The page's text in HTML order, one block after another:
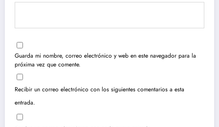
Guarda mi nombre, correo electrónico y web en este navegador para la
próxima vez que comente.
Recibir un correo electrónico con los siguientes comentarios a esta
entrada.